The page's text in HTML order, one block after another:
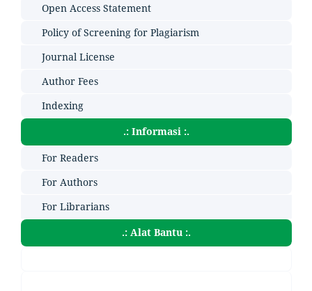
Open Access Statement
Policy of Screening for Plagiarism
Journal License
Author Fees
Indexing
.: Informasi :.
For Readers
For Authors
For Librarians
.: Alat Bantu :.